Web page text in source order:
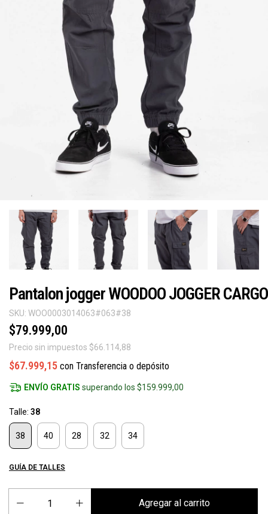
Pantalon jogger WOODOO JOGGER
SKU: WOO0003014063#063#38
$79.999,00
Precio sin impuestos $66.114,88
$67.999,15 con Transferencia o depósito
ENVÍO GRATIS superando los$159.999,00
Talle: 38
38 40 28 32 34
GUÍA DE TALLES